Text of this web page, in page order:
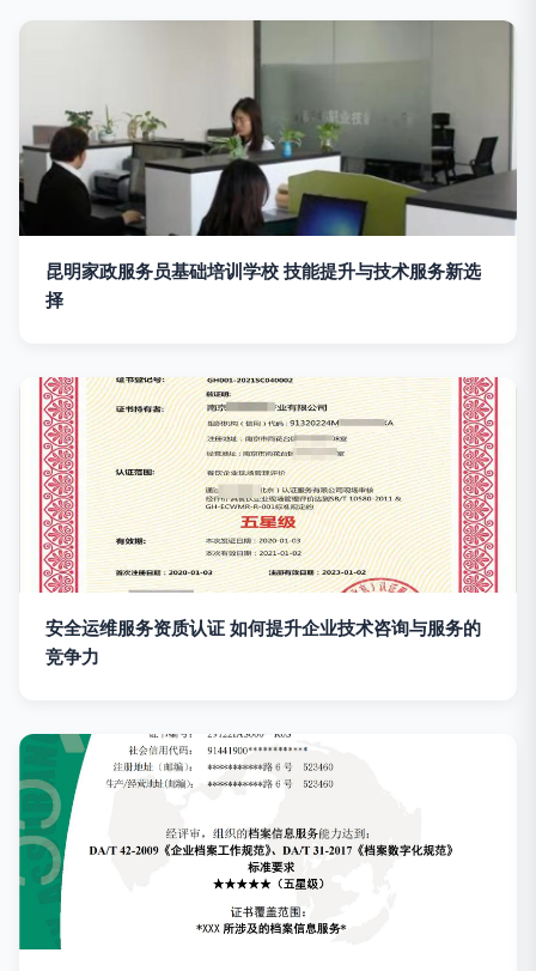
昆明家政服务员基础培训学校 技能提升与技术服务新选
择
安全运维服务资质认证 如何提升企业技术咨询与服务的
竞争力